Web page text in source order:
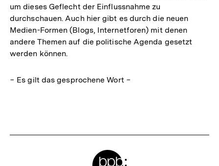
um dieses Geflecht der Einflussnahme zu
durchschauen. Auch hier gibt es durch die neuen
Medien-Formen (Blogs, Internetforen) mit denen
andere Themen auf die politische Agenda gesetzt
werden können.
− Es gilt das gesprochene Wort −